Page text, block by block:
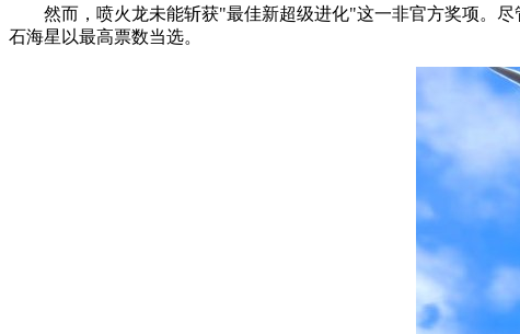
然而，喷火龙未能斩获"最佳新超级进化"这一非官方奖项。尽
石海星以最高票数当选。